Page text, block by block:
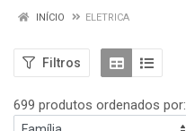
INÍCIO ELETRICA
Filtros
699 produtos ordenados por: